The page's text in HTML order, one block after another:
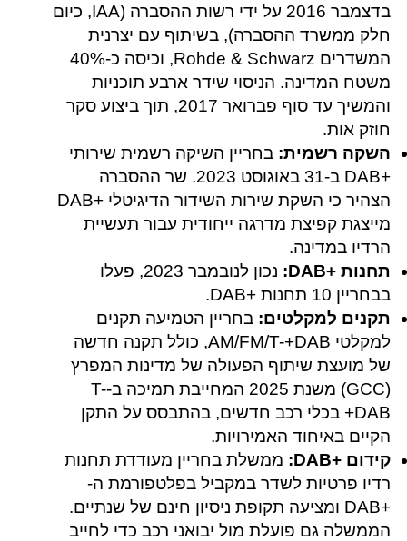
בדצמבר 2016 על ידי רשות ההסברה (IAA, כיום
חלק ממשרד ההסברה), בשיתוף עם יצרנית
המשדרים Rohde & Schwarz, וכיסה כ-40%
משטח המדינה. הניסוי שידר ארבע תוכניות
והמשיך עד סוף פברואר 2017, תוך ביצוע סקר
חוזק אות.
השקה רשמית: בחריין השיקה רשמית שירותי
+DAB‎ ב-31 באוגוסט 2023. שר ההסברה
הצהיר כי השקת שירות השידור הדיגיטלי +DAB‎
מייצגת קפיצת מדרגה ייחודית עבור תעשיית
הרדיו במדינה.
תחנות +DAB‎:
נכון לנובמבר 2023, פעלו
בבחריין 10 תחנות +DAB‎.
תקנים למקלטים: בחריין הטמיעה תקנים
למקלטי AM/FM/T-+DAB‎, כולל תקנה חדשה
של מועצת שיתוף הפעולה של מדינות המפרץ
(GCC) משנת 2025 המחייבת תמיכה ב-T-
+DAB‎ בכלי רכב חדשים, בהתבסס על התקן
הקיים באיחוד האמירויות.
קידום +DAB‎:
ממשלת בחריין מעודדת תחנות
רדיו פרטיות לשדר במקביל בפלטפורמת ה-
+DAB‎ ומציעה תקופת ניסיון חינם של שנתיים.
הממשלה גם פועלת מול יבואני רכב כדי לחייב